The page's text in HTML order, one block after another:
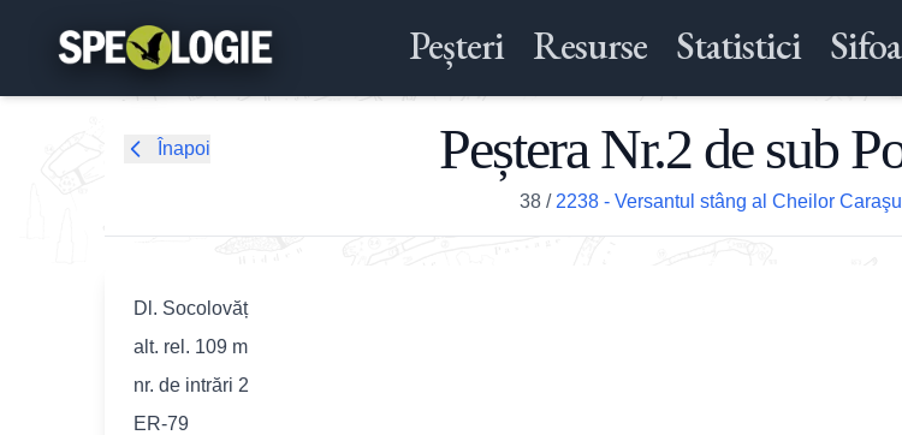
Peșteri Resurse Statistici
Înapoi Peștera Nr.2 de sub
38 / 2238 - Versantul stâng al Cheilor
Dl. Socolovăț
alt. rel. 109 m
nr. de intrări 2
ER-79